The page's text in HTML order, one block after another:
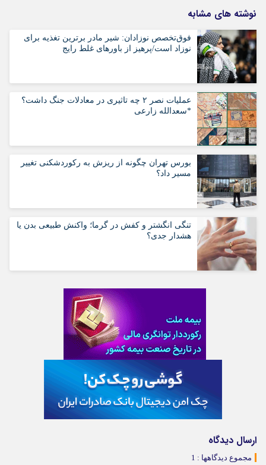
نوشته های مشابه
فوق‌تخصص نوزادان: شیر مادر برترین تغذیه برای
نوزاد است/پرهیز از باورهای غلط رایج
عملیات نصر ۲ چه تاثیری در معادلات جنگ داشت؟
*سعدالله زارعی
بورس تهران چگونه از ریزش به رکوردشکنی تغییر
مسیر داد؟
تنگی انگشتر و کفش در گرما؛ واکنش طبیعی بدن یا
هشدار جدی؟
ارسال دیدگاه
مجموع دیدگاهها : 1